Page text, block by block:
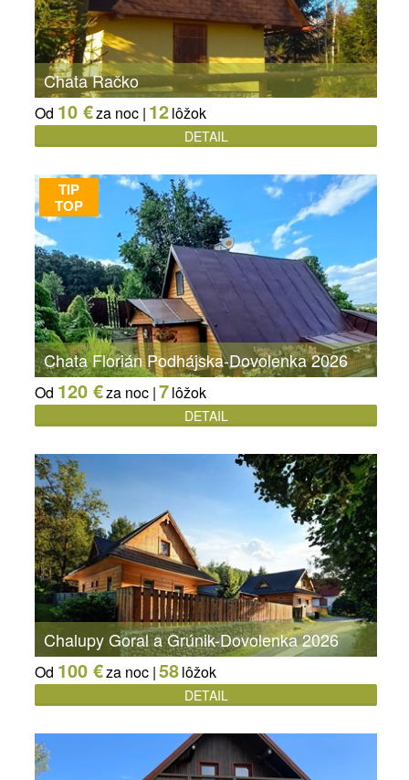
Chata Račko
Od 10 €za noc | 12lôžok
DETAIL
TIP
TOP
Chata Florián Podhájska-Dovolenka 2026
Od 120 €za noc |7lôžok
DETAIL
Chalupy Goral a Grúnik-Dovolenka 2026
Od 100 €za noc |58lôžok
DETAIL